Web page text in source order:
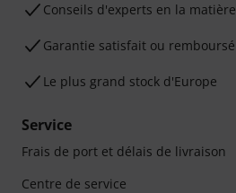
Conseils d'experts en la matière
Garantie satisfait ou remboursé
Le plus grand stock d'Europe
Service
Frais de port et délais de livraison
Centre de service